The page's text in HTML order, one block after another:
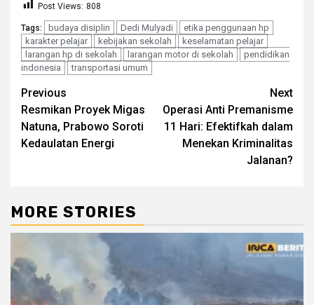
Post Views: 808
Tags: budaya disiplin Dedi Mulyadi
etika penggunaan hp
karakter pelajar
kebijakan sekolah
keselamatan pelajar
larangan hp di sekolah
larangan motor di sekolah
pendidikan
indonesia
transportasi umum
Continue
Reading
Previous
Resmikan Proyek Migas
Natuna, Prabowo Soroti
Kedaulatan Energi
Next
Operasi Anti Premanisme
11 Hari: Efektifkah dalam
Menekan Kriminalitas
Jalanan?
MORE STORIES